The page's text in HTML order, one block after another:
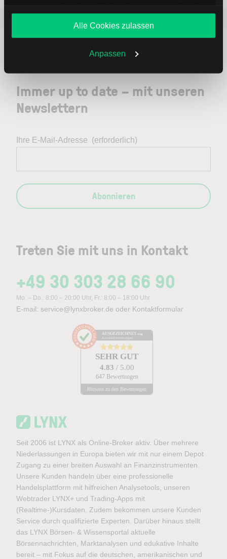
Angebote unterbreiten. Sie entscheiden, welche Cookies
Sie zulassen oder ablehnen. Ihre Entscheidung können
Sie jederzeit in denCookie-Einstellungenändern.
Weitere Infos auch in unsererDatenschutzerklärung
Alle Cookies zulassen
Anpassen
Treten Sie mit uns in Kontakt
+49 30 303 28 66 90
Mo. – Do.: 8:00 – 20:00 Uhr, Fr.: 8:00 – 18:00 Uhr
E-mail: service@lynxbroker.de oder Kontaktformular
AUSGEZEICHNET .org
Kundenbewertungen
SEHR GUT
4.83 / 5.00
647 Bewertungen
Hinweis zu den Bewertungen
Immer up to date – mit unseren
Newslettern
Ihre E-Mail-Adresse (erforderlich)
Abonnieren
Seit 2006 ist LYNX als Online-Broker aktiv. Über mehrere
Niederlassungen in Europa bieten wir mit nur einem Depot
Zugang zu einer breiten Auswahl an Finanzinstrumenten.
Unsere Kunden handeln über eine professionelle
Handelsplattform mit hilfreichen Analysetools, unseren
Webtrader LYNX+ und Trading-Apps mit
(Realtime-)Kursdaten. Zudem bekommen unsere Kunden
Service durch qualifizierte Experten. Darüber hinaus stellt
das LYNX Börsen- & Wissensportal aktuelle
Börsennachrichten, Marktanalysen und edukative Inhalte
bereit – mit Fokus auf die deutschen, amerikanischen und